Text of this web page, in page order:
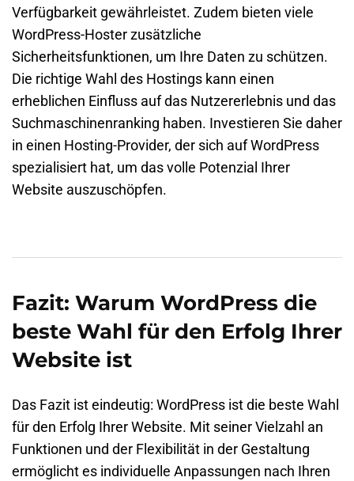
Verfügbarkeit gewährleistet. Zudem bieten viele
WordPress-Hoster zusätzliche
Sicherheitsfunktionen, um Ihre Daten zu schützen.
Die richtige Wahl des Hostings kann einen
erheblichen Einfluss auf das Nutzererlebnis und das
Suchmaschinenranking haben. Investieren Sie daher
in einen Hosting-Provider, der sich auf WordPress
spezialisiert hat, um das volle Potenzial Ihrer
Website auszuschöpfen.
Fazit: Warum WordPress die
beste Wahl für den Erfolg Ihrer
Website ist
Das Fazit ist eindeutig: WordPress ist die beste Wahl
für den Erfolg Ihrer Website. Mit seiner Vielzahl an
Funktionen und der Flexibilität in der Gestaltung
ermöglicht es individuelle Anpassungen nach Ihren